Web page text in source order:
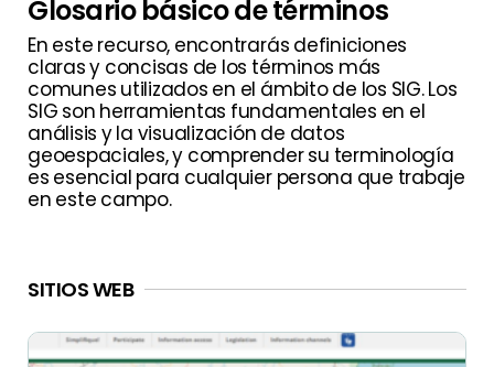
Glosario básico de términos
En este recurso, encontrarás definiciones
claras y concisas de los términos más
comunes utilizados en el ámbito de los SIG. Los
SIG son herramientas fundamentales en el
análisis y la visualización de datos
geoespaciales, y comprender su terminología
es esencial para cualquier persona que trabaje
en este campo.
SITIOS WEB